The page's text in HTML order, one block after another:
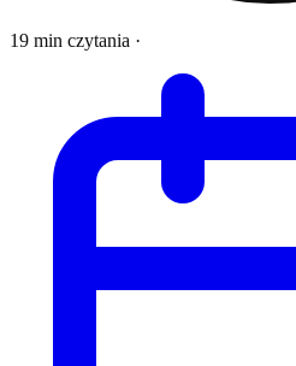
19 min czytania ·